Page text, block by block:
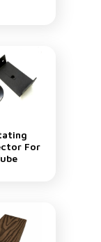
For